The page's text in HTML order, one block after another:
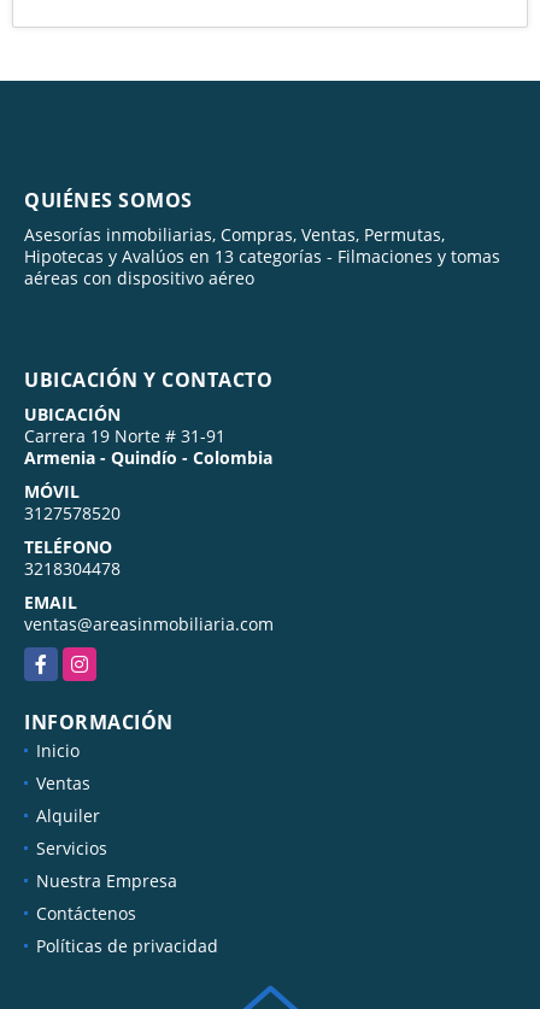
QUIÉNES SOMOS
Asesorías inmobiliarias, Compras, Ventas, Permutas,
Hipotecas y Avalúos en 13 categorías - Filmaciones y tomas
aéreas con dispositivo aéreo
UBICACIÓN Y CONTACTO
UBICACIÓN
Carrera 19 Norte # 31-91
Armenia - Quindío - Colombia
MÓVIL
3127578520
TELÉFONO
3218304478
EMAIL
ventas@areasinmobiliaria.com
FacebookInstagram
INFORMACIÓN
Inicio
Ventas
Alquiler
Servicios
Nuestra Empresa
Contáctenos
Políticas de privacidad